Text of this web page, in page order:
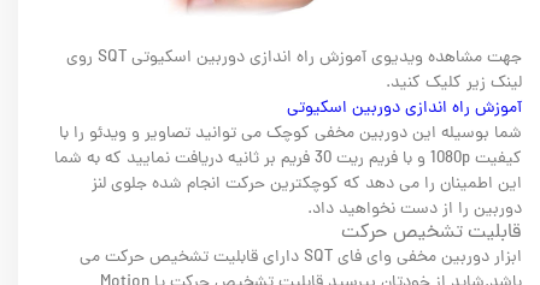
جهت مشاهده ویدیوی آموزش راه اندازی دوربین اسکیوتی SQT روی
لینک زیر کلیک کنید.
آموزش راه اندازی دوربین اسکیوتی
شما بوسیله این دوربین مخفی کوچک می توانید تصاویر و ویدئو را با
کیفیت 1080p و با فریم ریت 30 فریم بر ثانیه دریافت نمایید که به شما
این اطمینان را می دهد که کوچکترین حرکت انجام شده جلوی لنز
دوربین را از دست نخواهید داد.
قابلیت تشخیص حرکت
ابزار دوربین مخفی وای فای SQT دارای قابلیت تشخیص حرکت می